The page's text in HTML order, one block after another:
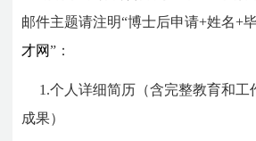
邮件主题请注明“博士后申请+姓名+
才网”：
1.个人详细简历（含完整教育和工
成果）